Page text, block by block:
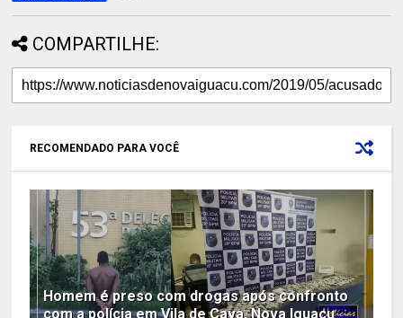
COMPARTILHE:
RECOMENDADO PARA VOCÊ
Homem é preso com drogas após confronto
com a polícia em Vila de Cava, Nova Iguaçu